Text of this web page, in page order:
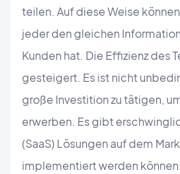
teilen. Auf diese Weise
jeder den gleichen
Kunden hat. Die Effizienz des
gesteigert. Es ist nicht
große Investition zu tätigen,
erwerben. Es gibt
(SaaS) Lösungen auf dem
implementiert werden